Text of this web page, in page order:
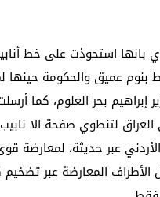
استحوذت على خط
بنوم عميق والحكومة
إبراهيم بحر العلوم، كما
لتنطوي صفحة الا
عبر حديثة، لمعارضة
المعارضة عبر تضخيم